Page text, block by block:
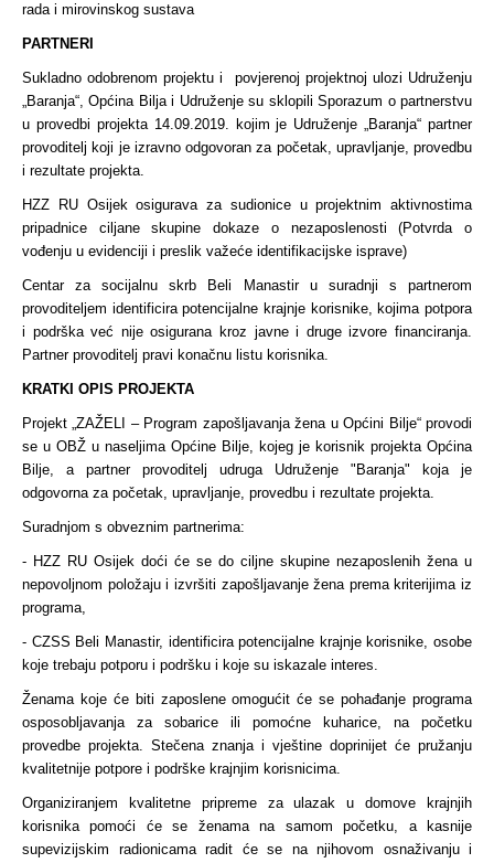
rada i mirovinskog sustava
PARTNERI
Sukladno odobrenom projektu i povjerenoj projektnoj ulozi Udruženju
„Baranja“, Općina Bilja i Udruženje su sklopili Sporazum o partnerstvu
u provedbi projekta 14.09.2019. kojim je Udruženje „Baranja“ partner
provoditelj koji je izravno odgovoran za početak, upravljanje, provedbu
i rezultate projekta.
HZZ RU Osijek osigurava za sudionice u projektnim aktivnostima
pripadnice ciljane skupine dokaze o nezaposlenosti (Potvrda o
vođenju u evidenciji i preslik važeće identifikacijske isprave)
Centar za socijalnu skrb Beli Manastir u suradnji s partnerom
provoditeljem identificira potencijalne krajnje korisnike, kojima potpora
i podrška već nije osigurana kroz javne i druge izvore financiranja.
Partner provoditelj pravi konačnu listu korisnika.
KRATKI OPIS PROJEKTA
Projekt „ZAŽELI – Program zapošljavanja žena u Općini Bilje“ provodi
se u OBŽ u naseljima Općine Bilje, kojeg je korisnik projekta Općina
Bilje, a partner provoditelj udruga Udruženje "Baranja" koja je
odgovorna za početak, upravljanje, provedbu i rezultate projekta.
Suradnjom s obveznim partnerima:
- HZZ RU Osijek doći će se do ciljne skupine nezaposlenih žena u
nepovoljnom položaju i izvršiti zapošljavanje žena prema kriterijima iz
programa,
- CZSS Beli Manastir, identificira potencijalne krajnje korisnike, osobe
koje trebaju potporu i podršku i koje su iskazale interes.
Ženama koje će biti zaposlene omogućit će se pohađanje programa
osposobljavanja za sobarice ili pomoćne kuharice, na početku
provedbe projekta. Stečena znanja i vještine doprinijet će pružanju
kvalitetnije potpore i podrške krajnjim korisnicima.
Organiziranjem kvalitetne pripreme za ulazak u domove krajnjih
korisnika pomoći će se ženama na samom početku, a kasnije
supevizijskim radionicama radit će se na njihovom osnaživanju i